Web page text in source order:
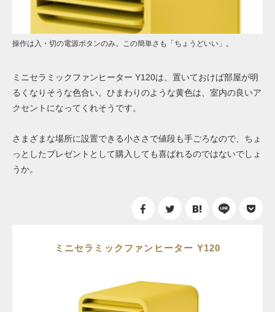
操作は入・切の電源ボタンのみ。この簡単さも「ちょうどいい」。
ミニセラミックファンヒーター Y120は、置いておけば部屋が明
るくなりそうな色合い。ひまわりのような黄色は、室内の良いア
クセントになってくれそうです。
さまざまな場所に設置できる小ささで値段も手ごろなので、ちょ
っとしたプレゼントとして購入しても喜ばれるのではないでしょ
うか。
ミニセラミックファンヒーター Y120